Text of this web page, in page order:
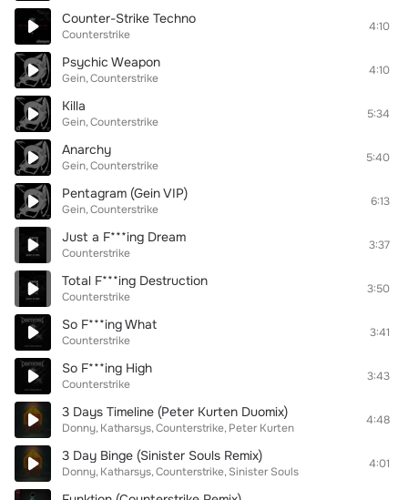
Counter-Strike Techno
Counterstrike
4:10
Psychic Weapon
Gein Counterstrike
4:10
Killa
Gein Counterstrike
5:34
Anarchy
Gein Counterstrike
5:40
Pentagram (Gein VIP)
Gein Counterstrike
6:13
Just a F***ing Dream
Counterstrike
3:37
Total F***ing Destruction
Counterstrike
3:50
So F***ing What
Counterstrike
3:41
So F***ing High
Counterstrike
3:43
3 Days Timeline (Peter Kurten Duomix)
Donny Katharsys Counterstrike Peter Kurten
4:48
3 Day Binge (Sinister Souls Remix)
Donny Katharsys Counterstrike Sinister Souls
4:01